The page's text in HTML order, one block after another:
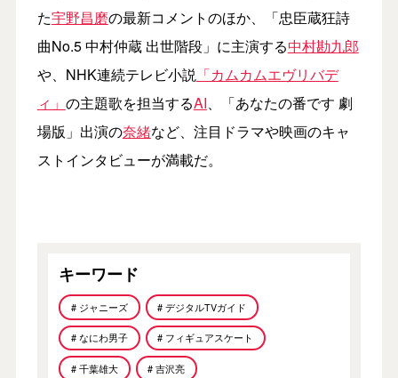
た宇野昌磨の最新コメントのほか、「忠臣蔵狂詩
曲No.5 中村仲蔵 出世階段」に主演する中村勘九郎
や、NHK連続テレビ小説「カムカムエヴリバデ
ィ」 の主題歌を担当するAI、「あなたの番です 劇
場版」出演の奈緒など、注目ドラマや映画のキャ
ストインタビューが満載だ。
キーワード
# ジャニーズ # デジタルTVガイド
# なにわ男子 # フィギュアスケート
# 千葉雄大 # 吉沢亮